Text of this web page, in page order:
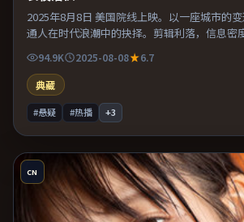
2025年8月8日 美国院线上映。以一座城市的
通人在时代浪潮中的抉择。剪辑利落，信息密
与推理的观众。既有类型片爽感，也保留作者
俗。
94.9K 2025-08-08
6.7
典藏
#悬疑 #热播 +3
CN